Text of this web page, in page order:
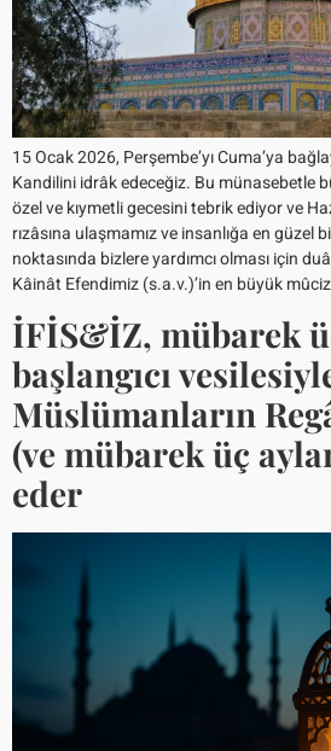
15 Ocak 2026, Perşembe’yı Cuma’ya
Kandilini idrâk edeceğiz. Bu münasebetle
özel ve kıymetli gecesini tebrik ediyor ve
rızâsına ulaşmamız ve insanlığa en güzel
noktasında bizlere yardımcı olması için
Kâinât Efendimiz (s.a.v.)’in en büyük
İFİS&İZ, mübarek
başlangıcı
Müslümanların
(ve mübarek üç
eder